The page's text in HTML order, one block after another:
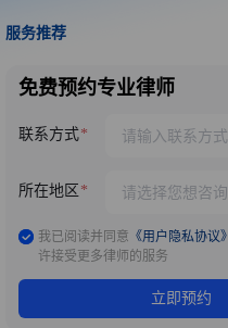
服务推荐
免费预约专业律师
联系方式
所在地区
我已阅读并同意 《用户隐私协议》
许接受更多律师的服务
立即预约